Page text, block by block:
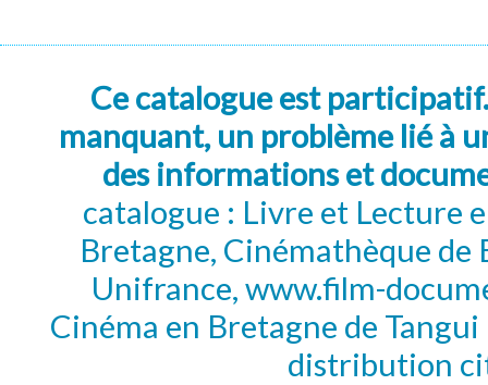
Ce catalogue est
manquant, un problème lié à
des informations et
catalogue : Livre et Lecture
Bretagne, Cinémathèque de
Unifrance, www.film-
Cinéma en Bretagne de
distribution